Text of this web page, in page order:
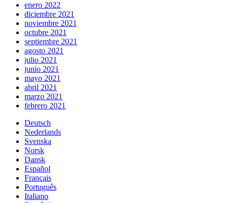
enero 2022
diciembre 2021
noviembre 2021
octubre 2021
septiembre 2021
agosto 2021
julio 2021
junio 2021
mayo 2021
abril 2021
marzo 2021
febrero 2021
Deutsch
Nederlands
Svenska
Norsk
Dansk
Español
Français
Português
Italiano